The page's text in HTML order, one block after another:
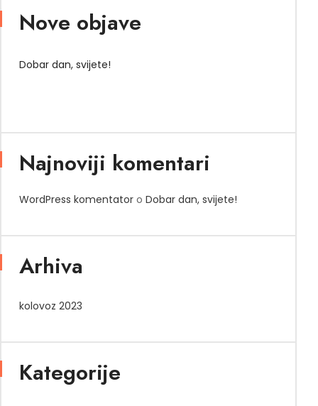
Nove objave
Dobar dan, svijete!
Najnoviji komentari
WordPress komentator o Dobar dan, svijete!
Arhiva
kolovoz 2023
Kategorije